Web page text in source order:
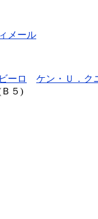
メール
ーロ
ケン・Ｕ．ク
５)